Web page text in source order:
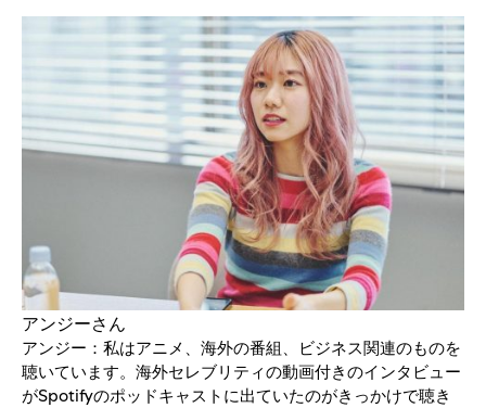
アンジーさん
アンジー：私はアニメ、海外の番組、ビジネス関連のものを
聴いています。海外セレブリティの動画付きのインタビュー
がSpotifyのポッドキャストに出ていたのがきっかけで聴き